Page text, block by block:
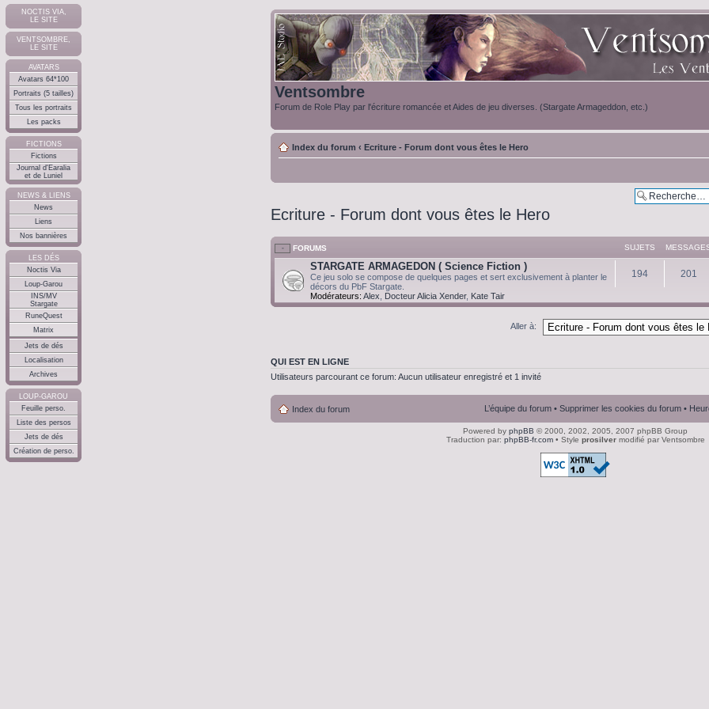
NOCTIS VIA,
LE SITE
VENTSOMBRE,
LE SITE
AVATARS
Avatars 64*100
Portraits (5 tailles)
Tous les portraits
Les packs
FICTIONS
Fictions
Journal d'Earalia
et de Luniel
NEWS & LIENS
News
Liens
Nos bannières
LES DÉS
Noctis Via
Loup-Garou
INS/MV
Stargate
RuneQuest
Matrix
Jets de dés
Localisation
Archives
LOUP-GAROU
Feuille perso.
Liste des persos
Jets de dés
Création de perso.
Ventsombre
Forum de Role Play par l'écriture romancée et Aides de jeu diverses. (Stargate Armageddon, etc.)
Index du forum ‹ Ecriture - Forum dont vous êtes le Hero
Ecriture - Forum dont vous êtes le Hero
FORUMS SUJETS
STARGATE ARMAGEDON ( Science Fiction )
Ce jeu solo se compose de quelques pages et sert exclusivement à planter le
décors du PbF Stargate.
Modérateurs: Alex Docteur Alicia Xender, Kate Tair
194 201
Aller à:
QUI EST EN LIGNE
Utilisateurs parcourant ce forum: Aucun utilisateur enregistré et 1 invité
Index du forum L’équipe du forum • Supprimer les cookies du forum •
Powered by phpBB © 2000, 2002, 2005, 2007 phpBB Group
Traduction par: phpBB-fr.com• Style prosilvermodifié par Ventsombre